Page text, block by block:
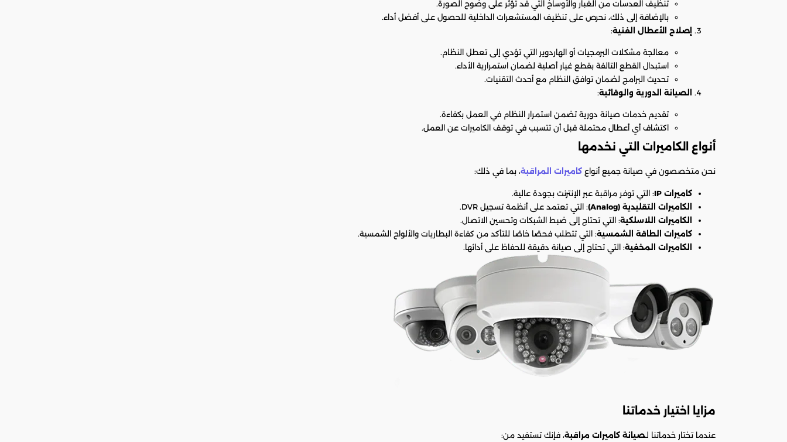
تنظيف العدسات من الغبار والأوساخ التي قد تؤثر على وضوح الصورة.
بالإضافة إلى ذلك، نحرص على تنظيف المستشعرات الداخلية للحصول على أفضل أداء.
إصلاح الأعطال الفنية:
معالجة مشكلات البرمجيات أو الهاردوير التي تؤدي إلى تعطل النظام.
استبدال القطع التالفة بقطع غيار أصلية لضمان استمرارية الأداء.
تحديث البرامج لضمان توافق النظام مع أحدث التقنيات.
الصيانة الدورية والوقائية:
تقديم خدمات صيانة دورية تضمن استمرار النظام في العمل بكفاءة.
اكتشاف أي أعطال محتملة قبل أن تتسبب في توقف الكاميرات عن العمل.
أنواع الكاميرات التي نخدمها
نحن متخصصون في صيانة جميع أنواع كاميرات المراقبة، بما في ذلك:
كاميرات IP
: التي توفر مراقبة عبر الإنترنت بجودة عالية.
الكاميرات التقليدية (Analog)
: التي تعتمد على أنظمة تسجيل DVR.
الكاميرات اللاسلكية: التي تحتاج إلى ضبط الشبكات وتحسين الاتصال.
كاميرات الطاقة الشمسية: التي تتطلب فحصًا خاصًا للتأكد من كفاءة البطاريات والألواح الشمسية.
الكاميرات المخفية: التي تحتاج إلى صيانة دقيقة للحفاظ على أدائها.
مزايا اختيار خدماتنا
عندما تختار خدماتنا لـصيانة كاميرات مراقبة، فإنك تستفيد من: